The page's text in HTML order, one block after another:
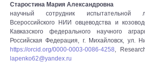
Старостина Мария Александровна
научный сотрудник испытательной
Всероссийского НИИ овцеводства и
Кавказского федерального научного
Российская Федерация, г. Михайловск, ул.
https://orcid.org/0000-0003-0086-4258,
lapenko62@yandex.ru